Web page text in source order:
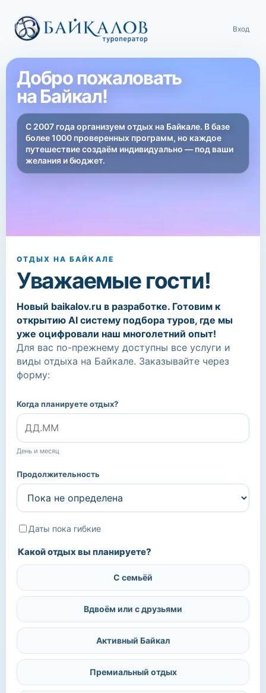
Вход
Добро пожаловать
на Байкал!
С 2007 года организуем отдых на Байкале. В базе
более 1000 проверенных программ, но каждое
путешествие создаём индивидуально — под ваши
желания и бюджет.
ОТДЫХ НА БАЙКАЛЕ
Уважаемые гости!
Новый baikalov.ru в разработке. Готовим к
открытию AI систему подбора туров, где мы
уже оцифровали наш многолетний опыт!
Для вас по-прежнему доступны все услуги и
виды отдыха на Байкале. Заказывайте через
форму:
Когда планируете отдых?
День и месяц
Продолжительность
Даты пока гибкие
Какой отдых вы планируете?
С семьёй
Вдвоём или с друзьями
Активный Байкал
Премиальный отдых